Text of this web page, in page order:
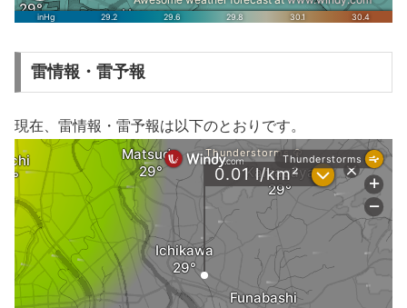
雷情報・雷予報
現在、雷情報・雷予報は以下のとおりです。